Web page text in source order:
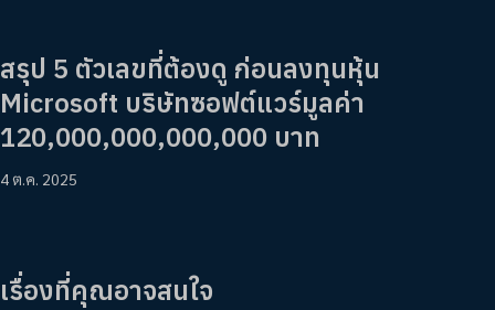
สรุป 5 ตัวเลขที่ต้องดู ก่อนลงทุนหุ้น
Microsoft บริษัทซอฟต์แวร์มูลค่า
120,000,000,000,000 บาท
4 ต.ค. 2025
เรื่องที่คุณอาจสนใจ